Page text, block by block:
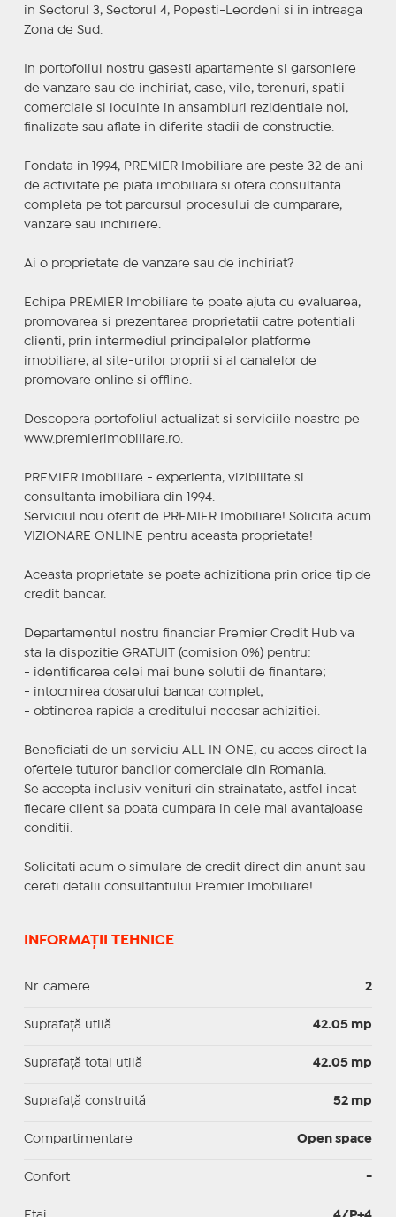
in Sectorul 3, Sectorul 4, Popesti-Leordeni si in intreaga
Zona de Sud.
In portofoliul nostru gasesti apartamente si garsoniere
de vanzare sau de inchiriat, case, vile, terenuri, spatii
comerciale si locuinte in ansambluri rezidentiale noi,
finalizate sau aflate in diferite stadii de constructie.
Fondata in 1994, PREMIER Imobiliare are peste 32 de ani
de activitate pe piata imobiliara si ofera consultanta
completa pe tot parcursul procesului de cumparare,
vanzare sau inchiriere.
Ai o proprietate de vanzare sau de inchiriat?
Echipa PREMIER Imobiliare te poate ajuta cu evaluarea,
promovarea si prezentarea proprietatii catre potentiali
clienti, prin intermediul principalelor platforme
imobiliare, al site-urilor proprii si al canalelor de
promovare online si offline.
Descopera portofoliul actualizat si serviciile noastre pe
www.premierimobiliare.ro.
PREMIER Imobiliare - experienta, vizibilitate si
consultanta imobiliara din 1994.
Serviciul nou oferit de PREMIER Imobiliare! Solicita acum
VIZIONARE ONLINE pentru aceasta proprietate!
Aceasta proprietate se poate achizitiona prin orice tip de
credit bancar.
Departamentul nostru financiar Premier Credit Hub va
sta la dispozitie GRATUIT (comision 0%) pentru:
- identificarea celei mai bune solutii de finantare;
- intocmirea dosarului bancar complet;
- obtinerea rapida a creditului necesar achizitiei.
Beneficiati de un serviciu ALL IN ONE, cu acces direct la
ofertele tuturor bancilor comerciale din Romania.
Se accepta inclusiv venituri din strainatate, astfel incat
fiecare client sa poata cumpara in cele mai avantajoase
conditii.
Solicitati acum o simulare de credit direct din anunt sau
cereti detalii consultantului Premier Imobiliare!
INFORMAȚII TEHNICE
Nr. camere 2
Suprafaţă utilă 42.05 mp
Suprafaţă total utilă 42.05 mp
Suprafaţă construită 52 mp
Compartimentare Open space
Confort -